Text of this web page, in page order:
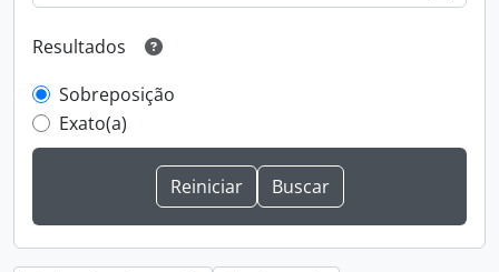
Resultados
Sobreposição
Exato(a)